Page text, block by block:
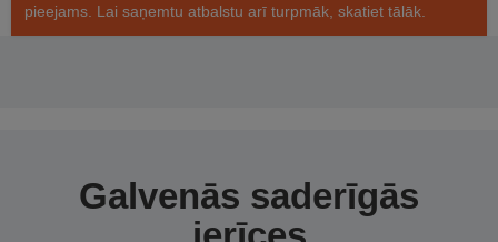
pieejams. Lai saņemtu atbalstu arī turpmāk, skatiet tālāk.
Galvenās saderīgās